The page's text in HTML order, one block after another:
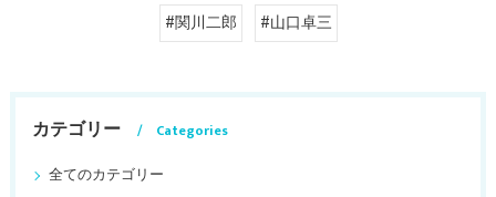
#関川二郎
#山口卓三
カテゴリー
Categories
全てのカテゴリー